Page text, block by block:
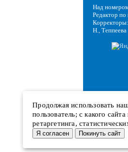
Над
Редактор по
Н., Теппеева
Продолжая использовать
пользователь; с какого
ретаргетинга,
Я согласен Покинуть сайт